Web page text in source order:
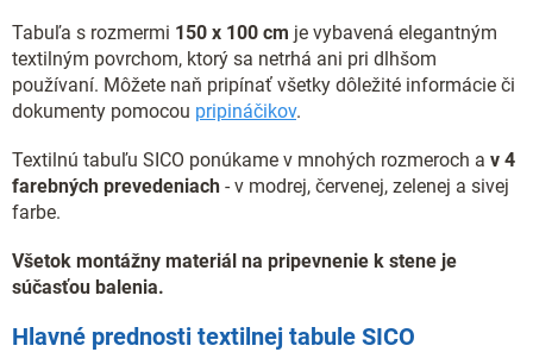
Tabuľa s rozmermi 150 x 100 cm je vybavená elegantným
textilným povrchom, ktorý sa netrhá ani pri dlhšom
používaní. Môžete naň pripínať všetky dôležité informácie či
dokumenty pomocou pripináčikov.
Textilnú tabuľu SICO ponúkame v mnohých rozmeroch a v 4
farebných prevedeniach - v modrej, červenej, zelenej a sivej
farbe.
Všetok montážny materiál na pripevnenie k stene je
súčasťou balenia.
Hlavné prednosti textilnej tabule SICO